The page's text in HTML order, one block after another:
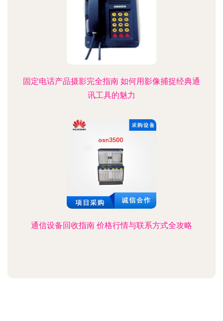
固定电话产品摄影完全指南 如何用影像捕捉经典通
讯工具的魅力
通信设备回收指南 价格行情与联系方式全攻略